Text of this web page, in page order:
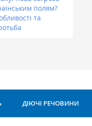
полям?
та
ДІЮЧІ РЕЧОВИНИ